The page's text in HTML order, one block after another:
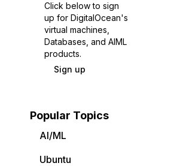
Click below to sign
up for DigitalOcean's
virtual machines,
Databases, and AIML
products.
Sign up
Popular Topics
AI/ML
Ubuntu